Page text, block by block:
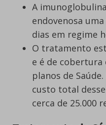
A
endovenosa
dias em regime
O tratamento
e é de
planos de
custo total
cerca de 25.000